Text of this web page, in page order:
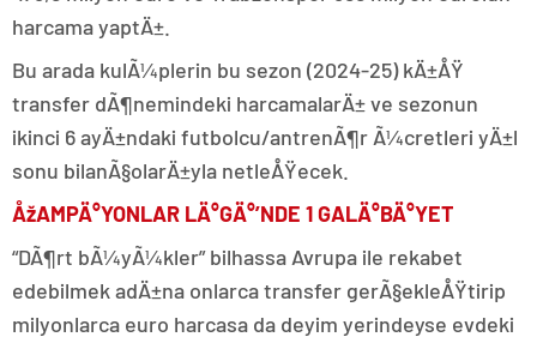
harcama yaptÄ±.
Bu arada kulÃ¼plerin bu sezon (2024-25) kÄ±ÅŸ
transfer dÃ¶nemindeki harcamalarÄ± ve sezonun
ikinci 6 ayÄ±ndaki futbolcu/antrenÃ¶r Ã¼cretleri yÄ±l
sonu bilanÃ§olarÄ±yla netleÅŸecek.
ÅžAMPÄ°YONLAR LÄ°GÄ°’NDE 1 GALÄ°BÄ°YET
“DÃ¶rt bÃ¼yÃ¼kler” bilhassa Avrupa ile rekabet
edebilmek adÄ±na onlarca transfer gerÃ§ekleÅŸtirip
milyonlarca euro harcasa da deyim yerindeyse evdeki